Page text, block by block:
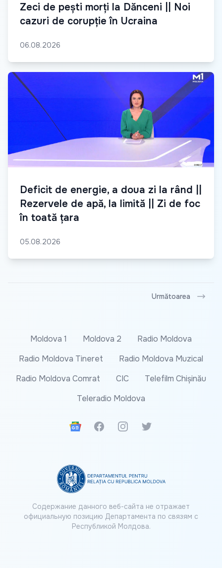
Zeci de pești morți la Dănceni || Noi
cazuri de corupție în Ucraina
06.08.2026
Deficit de energie, a doua zi la rând ||
Rezervele de apă, la limită || Zi de foc
în toată țara
05.08.2026
Următoarea
Moldova 1 Moldova 2
Radio Moldova
Radio Moldova Tineret
Radio Moldova Muzical
Radio Moldova Comrat
CIC
Telefilm Chișinău
Teleradio Moldova
Google News
FacebookInstagramTwitter
Содержание данного веб-сайта не отражает
официальную позицию Департамента по связям с
Республикой Молдова.